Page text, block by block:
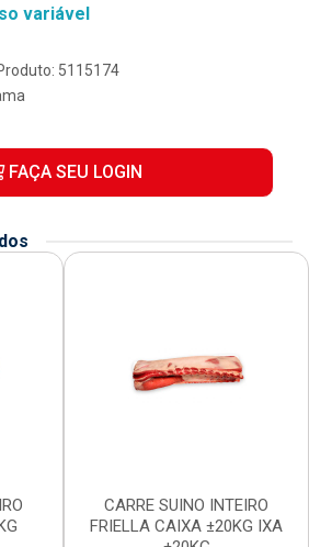
variável
5115174
FAÇA SEU LOGIN
CARRE SUINO INTEIRO
FRIELLA CAIXA ±20KG IXA